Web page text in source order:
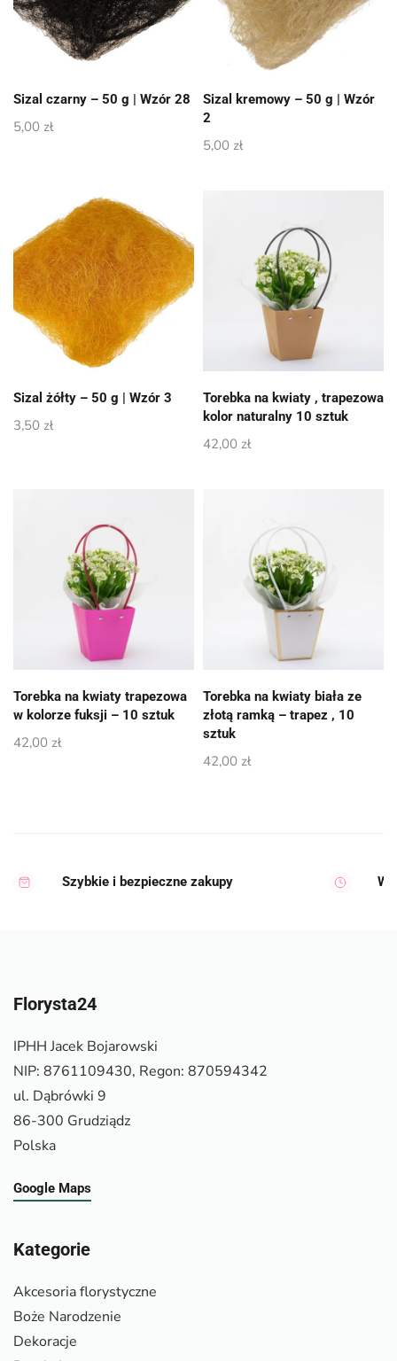
Sizal czarny – 50 g | Wzór 28
5,00 zł
Sizal kremowy – 50 g | Wzór
2
5,00 zł
Sizal żółty – 50 g | Wzór 3
3,50 zł
Torebka na kwiaty , trapezowa
kolor naturalny 10 sztuk
42,00 zł
Torebka na kwiaty trapezowa
w kolorze fuksji – 10 sztuk
42,00 zł
Torebka na kwiaty biała ze
złotą ramką – trapez , 10
sztuk
42,00 zł
Szybkie i bezpieczne zakupy
Florysta24
IPHH Jacek Bojarowski
NIP: 8761109430, Regon: 870594342
ul. Dąbrówki 9
86-300 Grudziądz
Polska
Google Maps
Kategorie
Akcesoria florystyczne
Boże Narodzenie
Dekoracje